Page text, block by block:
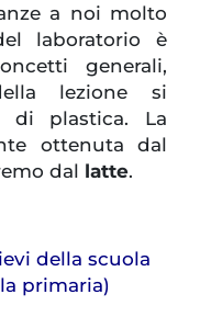
a noi molto
laboratorio è
generali,
lezione si
di plastica. La
ottenuta dal
dal latte.
della scuola
primaria)